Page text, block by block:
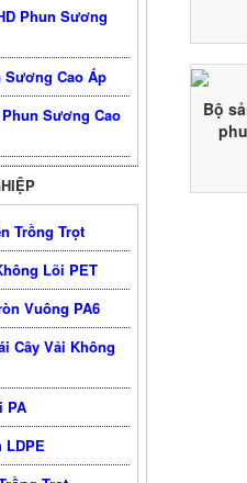
Phun Sương
Sương Cao Áp
Sương Cao
Trồng Trọt
Lõi PET
Vuông PA6
Cây Vải Không
PA
LDPE
Bộ